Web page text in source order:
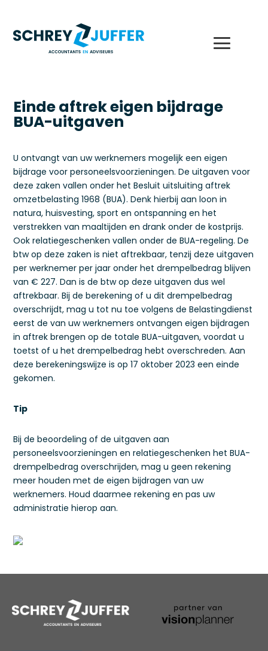
Einde aftrek eigen bijdrage
BUA-uitgaven
U ontvangt van uw werknemers mogelijk een eigen
bijdrage voor personeelsvoorzieningen. De uitgaven voor
deze zaken vallen onder het Besluit uitsluiting aftrek
omzetbelasting 1968 (BUA). Denk hierbij aan loon in
natura, huisvesting, sport en ontspanning en het
verstrekken van maaltijden en drank onder de kostprijs.
Ook relatiegeschenken vallen onder de BUA-regeling. De
btw op deze zaken is niet aftrekbaar, tenzij deze uitgaven
per werknemer per jaar onder het drempelbedrag blijven
van € 227. Dan is de btw op deze uitgaven dus wel
aftrekbaar. Bij de berekening of u dit drempelbedrag
overschrijdt, mag u tot nu toe volgens de Belastingdienst
eerst de van uw werknemers ontvangen eigen bijdragen
in aftrek brengen op de totale BUA-uitgaven, voordat u
toetst of u het drempelbedrag hebt overschreden. Aan
deze berekeningswijze is op 17 oktober 2023 een einde
gekomen.
Tip
Bij de beoordeling of de uitgaven aan
personeelsvoorzieningen en relatiegeschenken het BUA-
drempelbedrag overschrijden, mag u geen rekening
meer houden met de eigen bijdragen van uw
werknemers. Houd daarmee rekening en pas uw
administratie hierop aan.